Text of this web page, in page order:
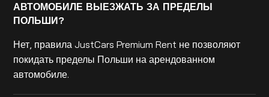
АВТОМОБИЛЕ ВЫЕЗЖАТЬ ЗА ПРЕДЕЛЫ
ПОЛЬШИ?
Нет, правила JustCars Premium Rent не позволяют
покидать пределы Польши на арендованном
автомобиле.